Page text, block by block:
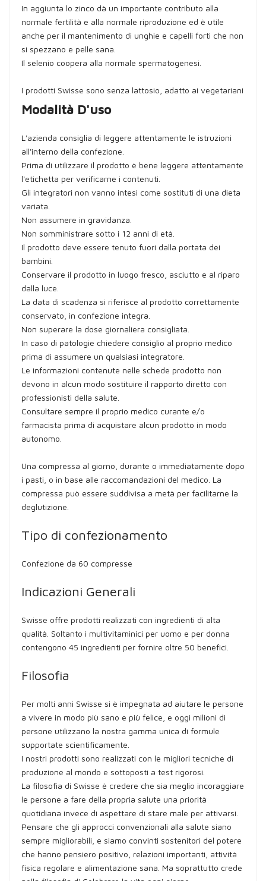
In aggiunta lo zinco dà un importante contributo alla
normale fertilità e alla normale riproduzione ed è utile
anche per il mantenimento di unghie e capelli forti che non
si spezzano e pelle sana.
Il selenio coopera alla normale spermatogenesi.
I prodotti Swisse sono senza lattosio, adatto ai vegetariani
Modalità D'uso
L'azienda consiglia di leggere attentamente le istruzioni
all'interno della confezione.
Prima di utilizzare il prodotto è bene leggere attentamente
l'etichetta per verificarne i contenuti.
Gli integratori non vanno intesi come sostituti di una dieta
variata.
Non assumere in gravidanza.
Non somministrare sotto i 12 anni di età.
Il prodotto deve essere tenuto fuori dalla portata dei
bambini.
Conservare il prodotto in luogo fresco, asciutto e al riparo
dalla luce.
La data di scadenza si riferisce al prodotto correttamente
conservato, in confezione integra.
Non superare la dose giornaliera consigliata.
In caso di patologie chiedere consiglio al proprio medico
prima di assumere un qualsiasi integratore.
Le informazioni contenute nelle schede prodotto non
devono in alcun modo sostituire il rapporto diretto con
professionisti della salute.
Consultare sempre il proprio medico curante e/o
farmacista prima di acquistare alcun prodotto in modo
autonomo.
Una compressa al giorno, durante o immediatamente dopo
i pasti, o in base alle raccomandazioni del medico. La
compressa può essere suddivisa a metà per facilitarne la
deglutizione.
Tipo di confezionamento
Confezione da 60 compresse
Indicazioni Generali
Swisse offre prodotti realizzati con ingredienti di alta
qualità. Soltanto i multivitaminici per uomo e per donna
contengono 45 ingredienti per fornire oltre 50 benefici.
Filosofia
Per molti anni Swisse si è impegnata ad aiutare le persone
a vivere in modo più sano e più felice, e oggi milioni di
persone utilizzano la nostra gamma unica di formule
supportate scientificamente.
I nostri prodotti sono realizzati con le migliori tecniche di
produzione al mondo e sottoposti a test rigorosi.
La filosofia di Swisse è credere che sia meglio incoraggiare
le persone a fare della propria salute una priorità
quotidiana invece di aspettare di stare male per attivarsi.
Pensare che gli approcci convenzionali alla salute siano
sempre migliorabili, e siamo convinti sostenitori del potere
che hanno pensiero positivo, relazioni importanti, attività
fisica regolare e alimentazione sana. Ma soprattutto crede